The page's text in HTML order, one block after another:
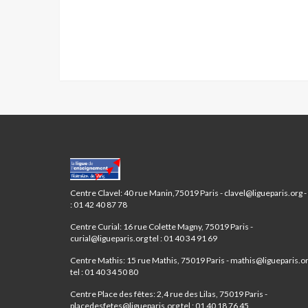
CENTRES
PARIS
ANIM’
19ÈME
Centre Clavel: 40 rue Manin,75019 Paris - clavel@ligueparis.org -
: 01 42 40 87 78
Centre Curial: 16 rue Colette Magny, 75019 Paris -
curial@ligueparis.org tel : 01 40 34 91 69
Centre Mathis: 15 rue Mathis, 75019 Paris -
tel : 01 40 34 50 80
Centre Place des fêtes: 2,4 rue des Lilas, 75019 Paris -
placedesfetes@ligueparis.org tel : 01 40 18 76 45